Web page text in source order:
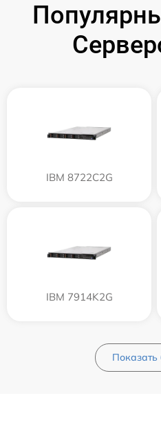
IBM 8722C2G
IBM 7914K2G